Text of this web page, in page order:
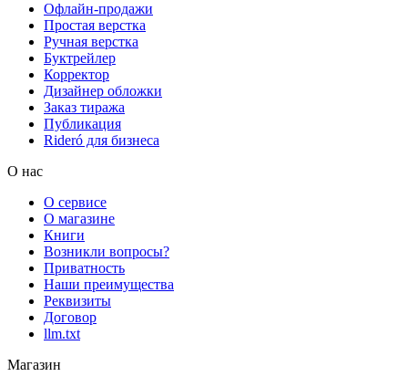
Офлайн-продажи
Простая верстка
Ручная верстка
Буктрейлер
Корректор
Дизайнер обложки
Заказ тиража
Публикация
Rideró для бизнеса
О нас
О сервисе
О магазине
Книги
Возникли вопросы?
Приватность
Наши преимущества
Реквизиты
Договор
llm.txt
Магазин